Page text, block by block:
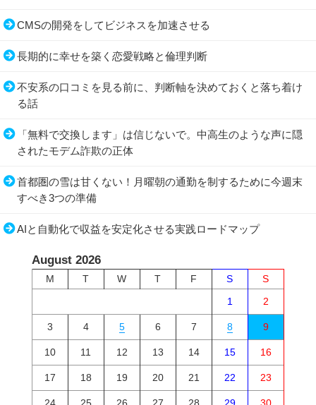
CMSの開発をしてビジネスを加速させる
長期的に幸せを築く恋愛戦略と倫理判断
不安系の口コミを見る前に、判断軸を決めておくと落ち着け
る話
「無料で交換します」は信じないで。中高生のような声に隠
されたモデム詐欺の正体
首都圏の雪は甘くない！月曜朝の通勤を制するために今週末
すべき3つの準備
AIと自動化で収益を安定化させる実践ロードマップ
August 2026
M T W T F S
S
1
2
3 4 5 6 7 8 9
10 11 12 13 14 15 16
17 18 19 20 21 22 23
24 25 26 27 28 29 30